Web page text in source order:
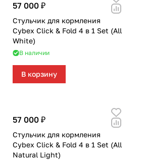
57 000 ₽
Стульчик для кормления
Cybex Click & Fold 4 в 1 Set (All
White)
В наличии
В корзину
57 000 ₽
Стульчик для кормления
Cybex Click & Fold 4 в 1 Set (All
Natural Light)